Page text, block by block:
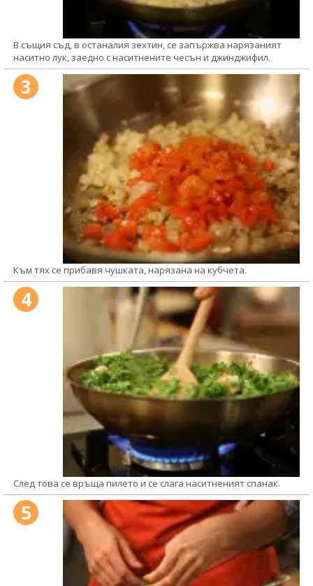
В същия съд, в останалия зехтин, се запържва нарязаният
наситно лук, заедно с наситнените чесън и джинджифил.
3
Към тях се прибавя чушката, нарязана на кубчета.
4
След това се връща пилето и се слага наситненият спанак.
5